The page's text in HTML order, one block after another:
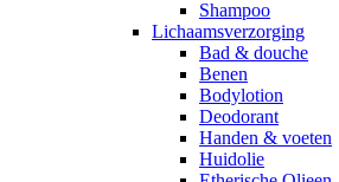
Shampoo
Lichaamsverzorging
Bad & douche
Benen
Bodylotion
Deodorant
Handen & voeten
Huidolie